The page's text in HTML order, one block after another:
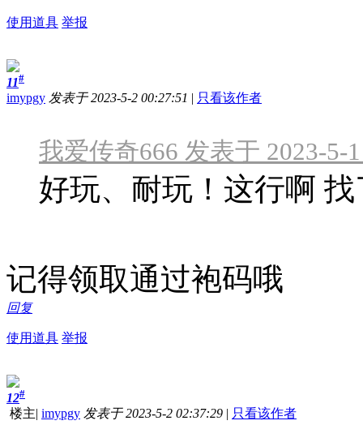
使用道具 举报
11#
imypgy 发表于 2023-5-2 00:27:51 | 只看该作者
我爱传奇666 发表于 2023-5-
好玩、耐玩！这行啊
记得领取通过袍码哦
回复
使用道具 举报
12#
楼主| imypgy 发表于 2023-5-2 02:37:29 | 只看该作者